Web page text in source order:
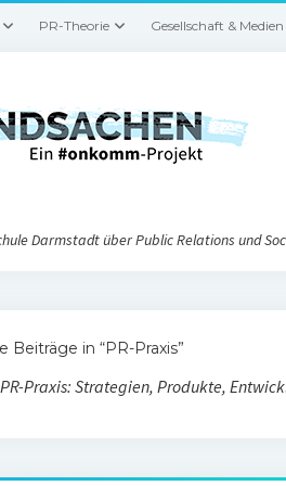
PR-Theorie Gesellschaft & Medien
Darmstadt über Public Relations und
Beiträge in “PR-Praxis”
Praxis: Strategien, Produkte,